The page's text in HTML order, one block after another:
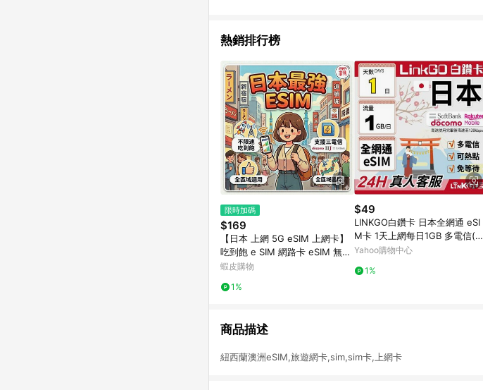
熱銷排行榜
限時加碼
$169
【日本 上網 5G eSIM 上網卡】
吃到飽 e SIM 網路卡 eSIM 無限
日本 SIM卡 胖鋪網卡【電話卡霸
蝦皮購物
1%
$49
LINKGO白鑽卡 日本全網通 eSI
M卡 1天上網每日1GB 多電信(日
本網卡 東京 大阪 福岡 北海道 沖
Yahoo購物中心
1%
商品描述
紐西蘭澳洲eSIM,旅遊網卡,sim,sim卡,上網卡